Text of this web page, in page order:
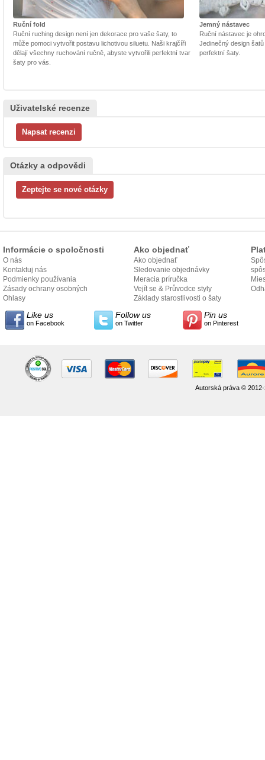
Ruční fold
Ruční ruching design není jen dekorace pro vaše šaty, to
může pomoci vytvořit postavu lichotivou siluetu. Naši krajčíři
dělají všechny ruchování ručně, abyste vytvořili perfektní tvar
šaty pro vás.
Jemný nástavec
Ruční nástavec je
Jedinečný design
perfektní šaty.
Uživatelské recenze
Otázky a odpovědi
Informácie o spoločnosti
O nás
Kontaktuj nás
Podmienky používania
Zásady ochrany osobných
údajov
Ohlasy
Ako objednať
Ako objednať
Sledovanie objednávky
Meracia príručka
Vejít se & Průvodce styly
Základy starostlivosti o šaty
Like us
on Facebook
Follow us
on Twitter
Pin us
on Pinterest
Autorská práva ©